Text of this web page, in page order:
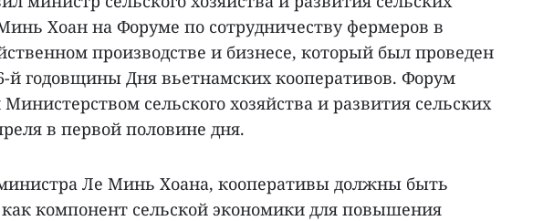
Хоан на Форуме по сотрудничеству фермеров в
производстве и бизнесе, который был проведен
й годовщины Дня вьетнамских кооперативов. Форум
Министерством сельского хозяйства и развития сельских
в первой половине дня.
Ле Минь Хоана, кооперативы должны быть
компонент сельской экономики для повышения